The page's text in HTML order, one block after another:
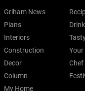
Griham News
Plans
Interiors
Construction
Decor
Column
My Home
Your
Chef